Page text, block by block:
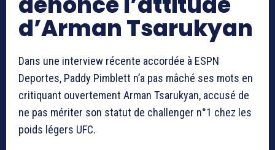
d’Arman Tsarukyan
Dans une interview récente accordée à ESPN
Deportes, Paddy Pimblett n’a pas mâché ses mots en
critiquant ouvertement Arman Tsarukyan, accusé de
ne pas mériter son statut de challenger n°1 chez les
poids légers UFC.